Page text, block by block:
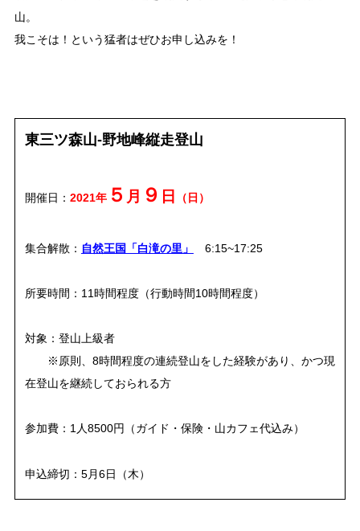
山。
我こそは！という猛者はぜひお申し込みを！
東三ツ森山‐野地峰縦走登山
開催日： 2021年５ 月 ９ 日 （日）
集合解散： 自然王国「白滝の里」 6:15~17:25
所要時間：11時間程度（行動時間10時間程度）
対象：登山上級者
※原則、8時間程度の連続登山をした経験があり、かつ現
在登山を継続しておられる方
参加費：1人8500円（ガイド・保険・山カフェ代込み）
申込締切：5月6日（木）